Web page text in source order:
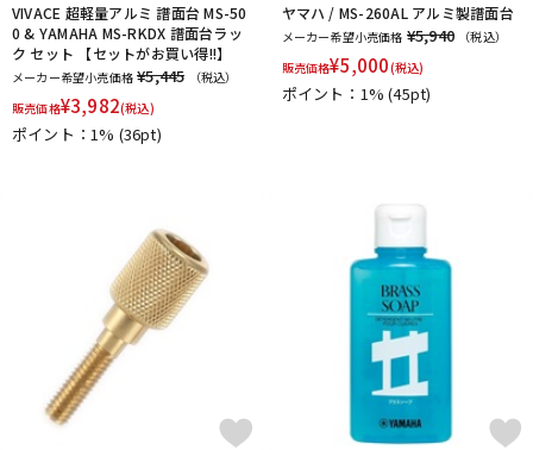
VIVACE 超軽量アルミ 譜面台 MS-50
0 & YAMAHA MS-RKDX 譜面台ラッ
ク セット 【セットがお買い得!!】
メーカー希望小売価格 ¥5,445
（税込）
販売価格¥3,982(税込)
ポイント：1% (36pt)
ヤマハ / MS-260AL アルミ製譜面台
メーカー希望小売価格 ¥5,940
（税込）
販売価格¥5,000(税込)
ポイント：1%(45pt)